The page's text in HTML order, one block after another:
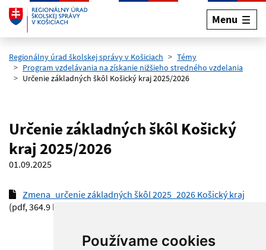
Používame cookies
Preskočiť na hlavný obsah
Menu
Regionálny úrad školskej správy v Košiciach
Témy
Program vzdelávania na získanie nižšieho stredného vzdelania
Určenie základných škôl Košický kraj 2025/2026
Určenie základných škôl Košický
kraj 2025/2026
01.09.2025
Zmena_určenie základných škôl 2025_2026 Košický kraj
(pdf, 364.9 kB)